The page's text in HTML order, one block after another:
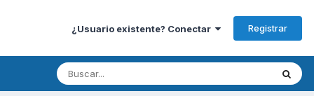
¿Usuario existente? Conectar Registrar